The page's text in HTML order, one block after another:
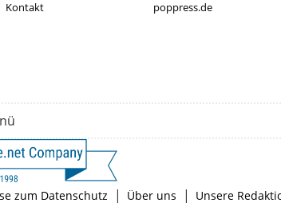
Kontakt
poppress.de
zum Datenschutz | Über uns | Unsere